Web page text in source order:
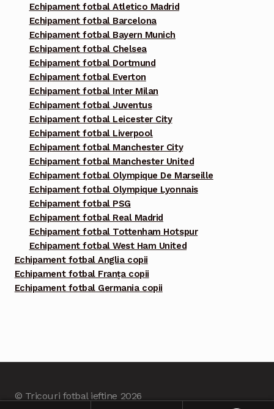
Echipament fotbal Atletico Madrid
Echipament fotbal Barcelona
Echipament fotbal Bayern Munich
Echipament fotbal Chelsea
Echipament fotbal Dortmund
Echipament fotbal Everton
Echipament fotbal Inter Milan
Echipament fotbal Juventus
Echipament fotbal Leicester City
Echipament fotbal Liverpool
Echipament fotbal Manchester City
Echipament fotbal Manchester United
Echipament fotbal Olympique De Marseille
Echipament fotbal Olympique Lyonnais
Echipament fotbal PSG
Echipament fotbal Real Madrid
Echipament fotbal Tottenham Hotspur
Echipament fotbal West Ham United
Echipament fotbal Anglia copii
Echipament fotbal Franța copii
Echipament fotbal Germania copii
© Tricouri fotbal ieftine 2026